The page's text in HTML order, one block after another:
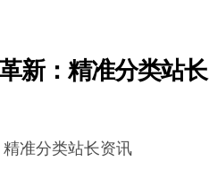
新：精准分类站长
精准分类站长资讯